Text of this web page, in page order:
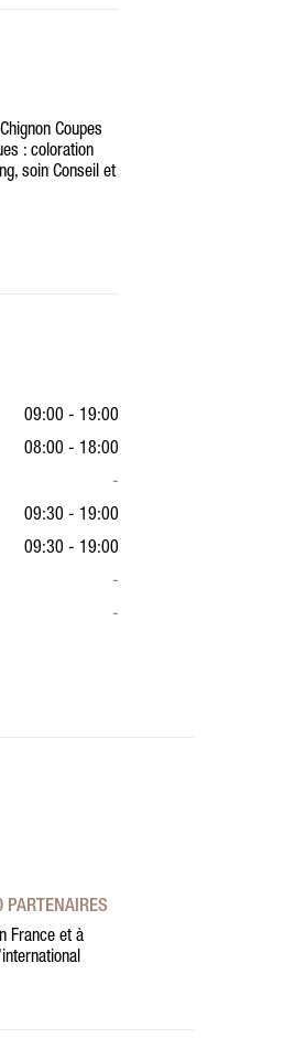
Coupes
: coloration
soin Conseil et
09:00 - 19:00
08:00 - 18:00
-
09:30 - 19:00
09:30 - 19:00
-
-
France et à